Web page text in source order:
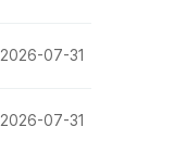
2026-07-31
2026-07-31